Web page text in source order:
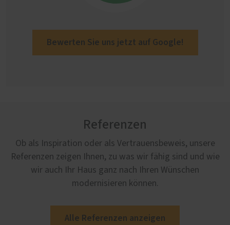
Bewerten Sie uns jetzt auf Google!
Referenzen
Ob als Inspiration oder als Vertrauensbeweis, unsere
Referenzen zeigen Ihnen, zu was wir fähig sind und wie
wir auch Ihr Haus ganz nach Ihren Wünschen
modernisieren können.
Alle Referenzen anzeigen